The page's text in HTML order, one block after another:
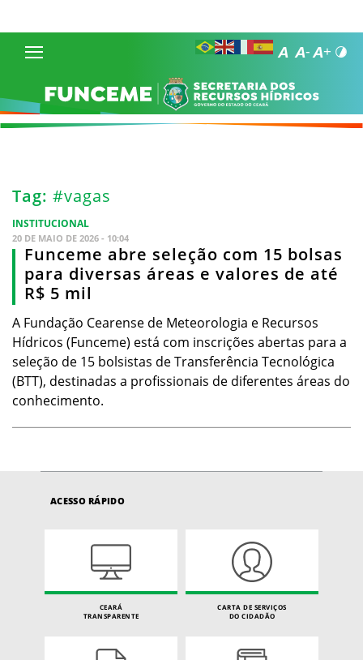
Tag: #vagas
INSTITUCIONAL
20 DE MAIO DE 2026 - 10:04
Funceme abre seleção com 15 bolsas
para diversas áreas e valores de até
R$ 5 mil
A Fundação Cearense de Meteorologia e Recursos
Hídricos (Funceme) está com inscrições abertas para a
seleção de 15 bolsistas de Transferência Tecnológica
(BTT), destinadas a profissionais de diferentes áreas do
conhecimento.
ACESSO RÁPIDO
CEARÁ
TRANSPARENTE
CARTA DE SERVIÇOS
DO CIDADÃO